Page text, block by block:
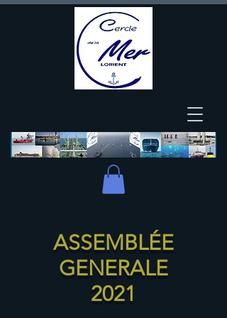
ASSEMBLÉE
GENERALE
2021